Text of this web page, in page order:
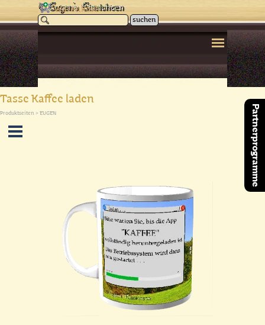
Direkt zum Seiteninhalt
suchen
Warenkorb
Menü überspringen
Partnerprogramme
Tasse Kaffee laden
Produktseiten > EUGEN